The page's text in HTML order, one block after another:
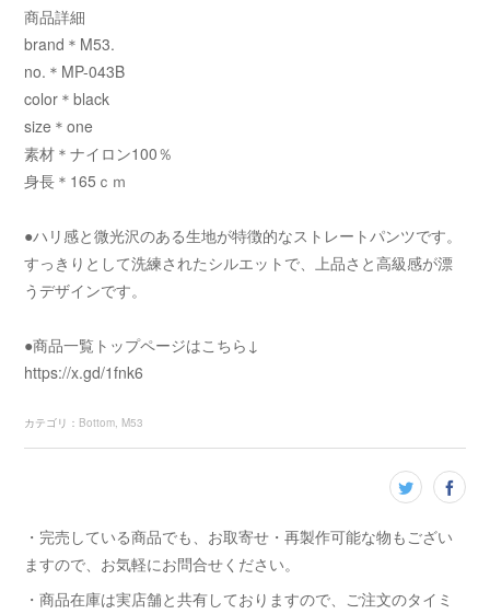
商品詳細
brand＊M53.
no.＊MP-043B
color＊black
size＊one
素材＊ナイロン100％
身長＊165ｃｍ
●ハリ感と微光沢のある生地が特徴的なストレートパンツです。
すっきりとして洗練されたシルエットで、上品さと高級感が漂
うデザインです。
●商品一覧トップページはこちら↓
https://x.gd/1fnk6
カテゴリ ： Bottom M53
・完売している商品でも、お取寄せ・再製作可能な物もござい
ますので、お気軽にお問合せください。
・商品在庫は実店舗と共有しておりますので、ご注文のタイミ